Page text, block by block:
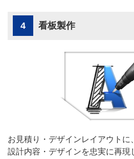
4 看板製作
お見積り・デザインレイアウトに
設計内容・デザインを忠実に再現